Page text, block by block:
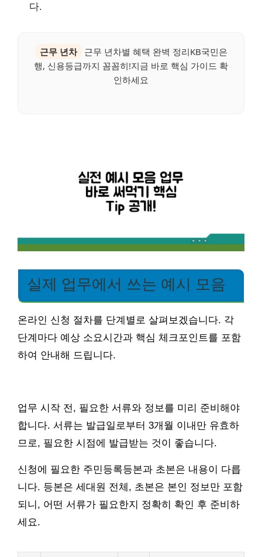
다.
근무 년차
근무 년차별 혜택 완벽 정리KB국민은
행, 신용등급까지 꼼꼼히!지금 바로 핵심 가이드 확
인하세요
실제 업무에서 쓰는 예시 모음
온라인 신청 절차를 단계별로 살펴보겠습니다. 각
단계마다 예상 소요시간과 핵심 체크포인트를 포함
하여 안내해 드립니다.
업무 시작 전, 필요한 서류와 정보를 미리 준비해야
합니다. 서류는 발급일로부터 3개월 이내만 유효하
므로, 필요한 시점에 발급받는 것이 좋습니다.
신청에 필요한 주민등록등본과 초본은 내용이 다릅
니다. 등본은 세대원 전체, 초본은 본인 정보만 포함
되니, 어떤 서류가 필요한지 정확히 확인 후 준비하
세요.